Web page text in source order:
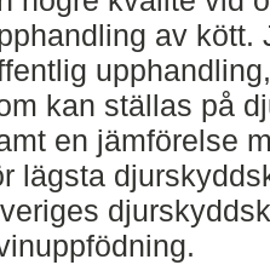
av kött.
kan ställas på
en jämförelse
lägsta